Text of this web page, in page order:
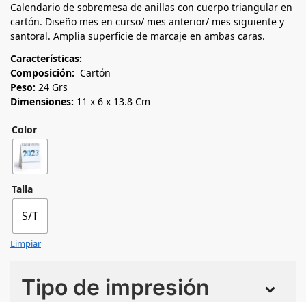
Calendario de sobremesa de anillas con cuerpo triangular en
cartón. Diseño mes en curso/ mes anterior/ mes siguiente y
santoral. Amplia superficie de marcaje en ambas caras.
Características:
Composición: Cartón
Peso: 24 Grs
Dimensiones: 11 x 6 x 13.8 Cm
Color
Talla
S/T
Limpiar
Tipo de impresión